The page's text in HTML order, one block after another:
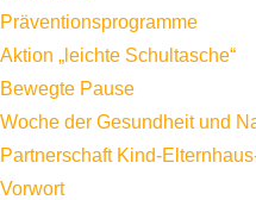
Präventionsprogramme
Aktion „leichte Schultasche“
Bewegte Pause
Woche der Gesundheit und
Partnerschaft Kind-
Vorwort